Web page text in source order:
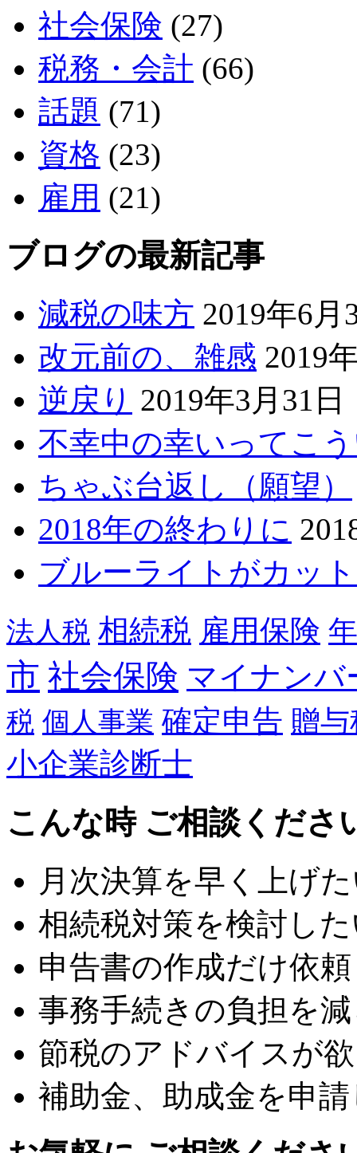
社会保険 (27)
税務・会計 (66)
話題 (71)
資格 (23)
雇用 (21)
ブログの最新記事
減税の味方 2019年6月
改元前の、雑感 2019
逆戻り 2019年3月31日
不幸中の幸いってこ
ちゃぶ台返し（願望）
2018年の終わりに
ブルーライトがカッ
法人税 相続税 雇用保険
市 社会保険 マイナンバ
税 個人事業 確定申告 贈与
小企業診断士
こんな時 ご相談くださ
月次決算を早く上げ
相続税対策を検討し
申告書の作成だけ依
事務手続きの負担を
節税のアドバイスが
補助金、助成金を申